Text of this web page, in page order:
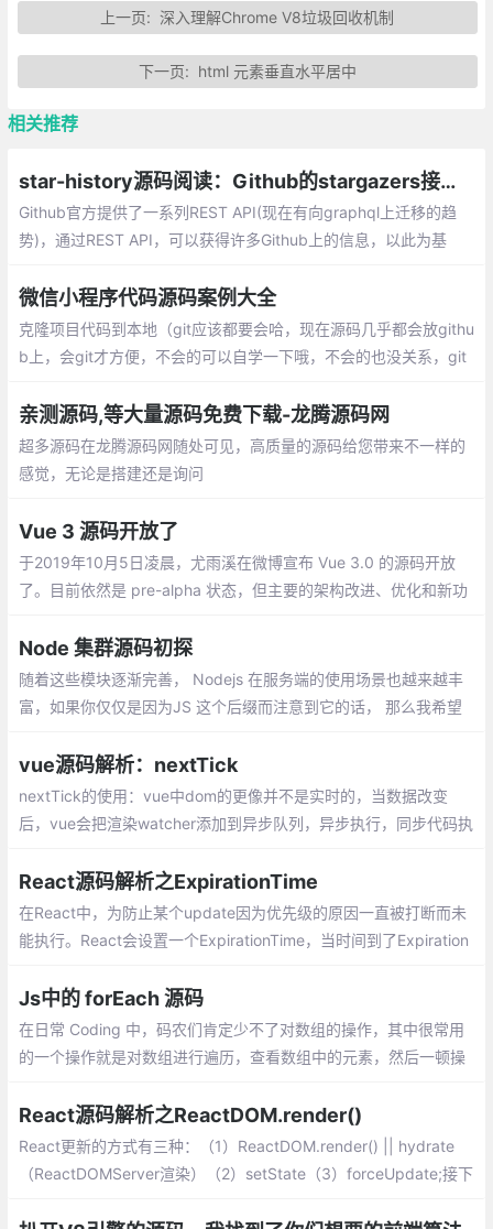
上一页:深入理解Chrome V8垃圾回收机制
下一页: html 元素垂直水平居中
相关推荐
star-history源码阅读：Github的stargazers接口与分页机制
Github官方提供了一系列REST API(现在有向graphql上迁移的趋
势)，通过REST API，可以获得许多Github上的信息，以此为基
建立起来的，Github虽然没有提供直接查看项目star历史的功能
微信小程序代码源码案例大全
克隆项目代码到本地（git应该都要会哈，现在源码几乎都会放githu
b上，会git才方便，不会的可以自学一下哦，不会的也没关系，git
亲测源码,等大量源码免费下载-龙腾源码网
超多源码在龙腾源码网随处可见，高质量的源码给您带来不一样的
感觉，无论是搭建还是询问
Vue 3 源码开放了
于2019年10月5日凌晨，尤雨溪在微博宣布 Vue 3.0 的源码开放
了。目前依然是 pre-alpha 状态，但主要的架构改进、优化和新功
Node 集群源码初探
随着这些模块逐渐完善， Nodejs 在服务端的使用场景也越来越丰
富，如果你仅仅是因为JS 这个后缀而注意到它的话， 那么我希望
惊喜
vue源码解析：nextTick
nextTick的使用：vue中dom的更像并不是实时的，当数据改变
后，vue会把渲染watcher添加到异步队列，异步执行，同步代码执
React源码解析之ExpirationTime
在React中，为防止某个update因为优先级的原因一直被打断而未
能执行。React会设置一个ExpirationTime，当时间到了Expiration
该update，这就是ExpirationTime的作用。
Js中的 forEach 源码
在日常 Coding 中，码农们肯定少不了对数组的操作，其中很常用
的一个操作就是对数组进行遍历，查看数组中的元素，然后一顿操
React源码解析之ReactDOM.render()
React更新的方式有三种：（1）ReactDOM.render() || hydrate
（ReactDOMServer渲染）（2）setState（3）forceUpdate;接下